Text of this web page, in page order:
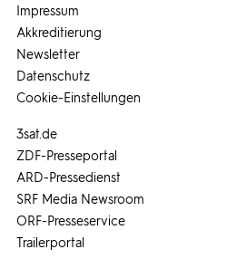
3sat.de
ZDF-Presseportal
ARD-Pressedienst
SRF Media Newsroom
ORF-Presseservice
Trailerportal
Impressum
Akkreditierung
Newsletter
Datenschutz
Cookie-Einstellungen